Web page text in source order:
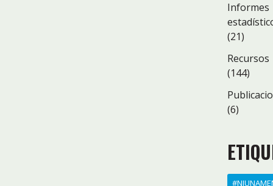
Informes
(21)
Recursos
(144)
(6)